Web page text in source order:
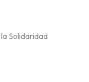
Solidaridad